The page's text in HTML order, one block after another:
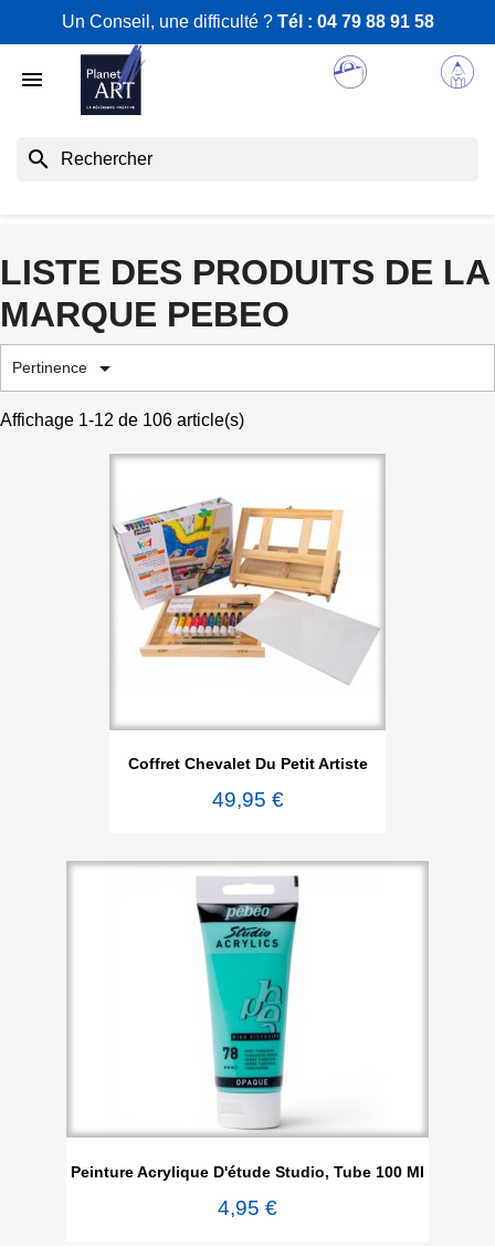
Un Conseil, une difficulté ? Tél : 04 79 88 91 58

search
LISTE DES PRODUITS DE LA
MARQUE PEBEO
Pertinence 
Affichage 1-12 de 106 article(s)
Coffret Chevalet Du Petit Artiste
49,95 €
Peinture Acrylique D'étude Studio, Tube 100 Ml
4,95 €